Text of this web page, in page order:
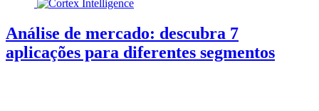
Análise de mercado: descubra 7
aplicações para diferentes segmentos